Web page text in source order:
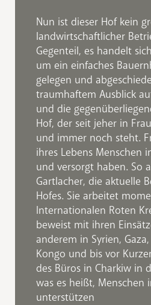
Nun ist dieser Hof kein
landwirtschaftlicher
Gegenteil, es handelt
um ein einfaches
gelegen und
traumhaftem Ausblick
und die
Hof, der seit jeher in
und immer noch steht.
ihres Lebens Menschen
und versorgt haben. So
Gartlacher, die aktuelle
Hofes. Sie arbeitet
Internationalen Roten
beweist mit ihren
anderem in Syrien,
Kongo und bis vor
des Büros in Charkiw in
was es heißt, Menschen
unterstützen